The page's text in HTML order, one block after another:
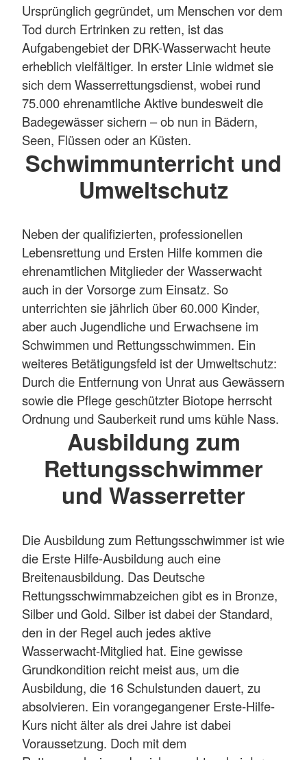
Ursprünglich gegründet, um Menschen vor dem
Tod durch Ertrinken zu retten, ist das
Aufgabengebiet der DRK-Wasserwacht heute
erheblich vielfältiger. In erster Linie widmet sie
sich dem Wasserrettungsdienst, wobei rund
75.000 ehrenamtliche Aktive bundesweit die
Badegewässer sichern – ob nun in Bädern,
Seen, Flüssen oder an Küsten.
Schwimmunterricht und
Umweltschutz
Neben der qualifizierten, professionellen
Lebensrettung und Ersten Hilfe kommen die
ehrenamtlichen Mitglieder der Wasserwacht
auch in der Vorsorge zum Einsatz. So
unterrichten sie jährlich über 60.000 Kinder,
aber auch Jugendliche und Erwachsene im
Schwimmen und Rettungsschwimmen. Ein
weiteres Betätigungsfeld ist der Umweltschutz:
Durch die Entfernung von Unrat aus Gewässern
sowie die Pflege geschützter Biotope herrscht
Ordnung und Sauberkeit rund ums kühle Nass.
Ausbildung zum
Rettungsschwimmer
und Wasserretter
Die Ausbildung zum Rettungsschwimmer ist wie
die Erste Hilfe-Ausbildung auch eine
Breitenausbildung. Das Deutsche
Rettungsschwimmabzeichen gibt es in Bronze,
Silber und Gold. Silber ist dabei der Standard,
den in der Regel auch jedes aktive
Wasserwacht-Mitglied hat. Eine gewisse
Grundkondition reicht meist aus, um die
Ausbildung, die 16 Schulstunden dauert, zu
absolvieren. Ein vorangegangener Erste-Hilfe-
Kurs nicht älter als drei Jahre ist dabei
Voraussetzung. Doch mit dem